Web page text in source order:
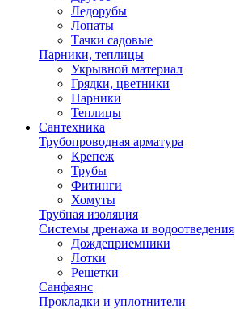
Ледорубы
Лопаты
Тачки садовые
Парники, теплицы
Укрывной материал
Грядки, цветники
Парники
Теплицы
Сантехника
Трубопроводная арматура
Крепеж
Трубы
Фитинги
Хомуты
Трубная изоляция
Системы дренажа и водоотведения
Дождеприемники
Лотки
Решетки
Санфаянс
Прокладки и уплотнители